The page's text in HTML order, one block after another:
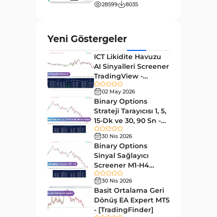
Momentum MT4 Göstergeleri
Göstergeleri
Forward Piyasası MT4
Göstergeleri
Döngüler MT4 Göstergeleri
Arz ve Talep MT4 Göstergeleri
Kırılma MT4 Göstergeleri 95
Likidite MT4 Göstergeleri
Day Trading MT4 Göstergeleri
Eğitimsel MT4 Göstergeleri
Volatilite MT4 Göstergeleri 83
Tersine MT4 Göstergeleri 498
28599 8035
Yeni Göstergeler
ICT Likidite Havuzu
AI Sinyalleri Screener
TradingView -
[TradingFinder]
Ücretsiz
02 May 2026
Binary Options
Strateji Tarayıcısı 1, 5,
15-Dk ve 30, 90 Sn -
[TradingFinder]
30 Nis 2026
Binary Options
Sinyal Sağlayıcı
Screener M1-H4
TradingView -
[TradingFinder]
30 Nis 2026
Basit Ortalama Geri
Dönüş EA Expert MT5
- [TradingFinder]